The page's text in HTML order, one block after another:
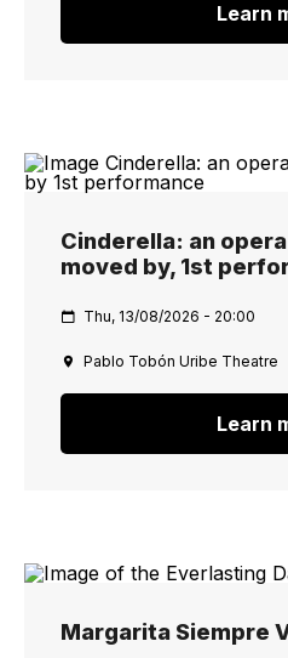
Learn
Cinderella: an
moved by, 1st
Thu, 13/08/2026 - 20:00
Pablo Tobón Uribe Theatre
Learn
Margarita Siempre